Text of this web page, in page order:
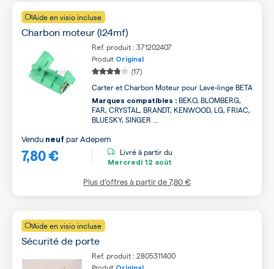
Aide en visio incluse
Charbon moteur (l24mf)
Ref. produit : 371202407
Produit Original
(17)
Carter et Charbon Moteur pour Lave-linge BETA
Marques compatibles : BEKO, BLOMBERG,
FAR, CRYSTAL, BRANDT, KENWOOD, LG, FRIAC,
BLUESKY, SINGER ...
7,80 €
Vendu neuf parAdepem
Livré à partir du
Mercredi 12 août
Plus d’offres à partir de7,80 €
Aide en visio incluse
Sécurité de porte
Ref. produit : 2805311400